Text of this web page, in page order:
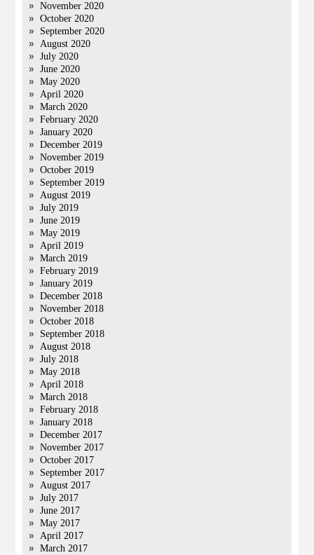
November 2020
October 2020
September 2020
August 2020
July 2020
June 2020
May 2020
April 2020
March 2020
February 2020
January 2020
December 2019
November 2019
October 2019
September 2019
August 2019
July 2019
June 2019
May 2019
April 2019
March 2019
February 2019
January 2019
December 2018
November 2018
October 2018
September 2018
August 2018
July 2018
May 2018
April 2018
March 2018
February 2018
January 2018
December 2017
November 2017
October 2017
September 2017
August 2017
July 2017
June 2017
May 2017
April 2017
March 2017